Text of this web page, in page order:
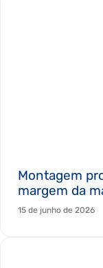
Montagem
margem da
15 de junho de 2026